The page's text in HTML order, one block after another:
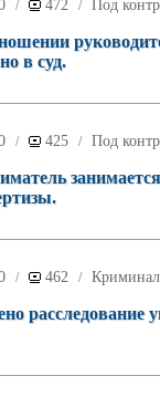
/ 472 / Под
в суд.
/ 425 / Под
/ 462 / Криминал
расследование